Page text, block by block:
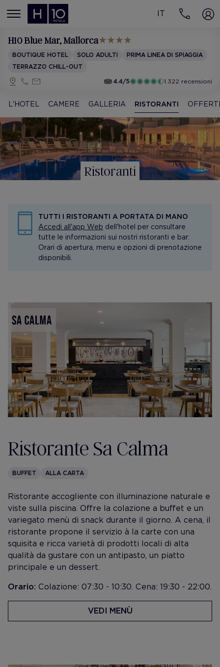
MENÚ
IT
H10 Blue Mar, Mallorca
BOUTIQUE HOTEL SOLO ADULTI
PRIMA LINEA DI SPIAGGIA
TERRAZZO CHILL-OUT
4.4/5
1.322 recensioni
L'HOTEL CAMERE GALLERIA RISTORANTI
Ristoranti
TUTTI I RISTORANTI A PORTATA DI MANO
Accedi all'app Web dell'hotel per consultare
tutte le informazioni sui nostri ristoranti e bar:
Orari di apertura, menu e opzioni di prenotazione
disponibili.
Ristorante Sa Calma
BUFFET ALLA CARTA
Ristorante accogliente con illuminazione naturale e
viste sulla piscina. Offre la colazione a buffet e un
variegato menù di snack durante il giorno. A cena, il
ristorante propone il servizio à la carte con una
squisita e ricca varietà di prodotti locali di alta
qualità da gustare con un antipasto, un piatto
principale e un dessert.
Orario: Colazione: 07:30 - 10:30. Cena: 19:30 - 22:00.
VEDI MENÙ